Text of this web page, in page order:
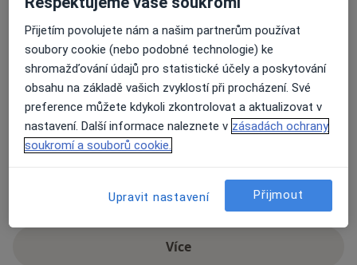
Přiblížit mapuse otevře v nové záložce
Dostupnost
Na této adrese online kalendář není aktivní
Co mám v takové situaci udělat?
Na teto adrese lékař přijímá pacienty na pojišťovnu
Víceo adrese
Přijetím povolujete nám a našim partnerům používat
soubory cookie (nebo podobné technologie) ke
shromažďování údajů pro statistické účely a poskytování
obsahu na základě vašich zvyklostí při procházení. Své
preference můžete kdykoli zkontrolovat a aktualizovat v
nastavení. Další informace naleznete v zásadách ochrany
soukromí a souborů cookie.
Upravit nastavení Přijmout